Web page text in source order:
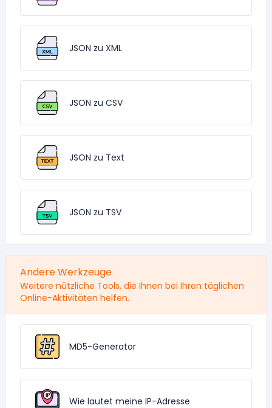
JSON zu XML
JSON zu CSV
JSON zu Text
JSON zu TSV
Andere Werkzeuge
Weitere nützliche Tools, die Ihnen bei Ihren täglichen
Online-Aktivitäten helfen.
MD5-Generator
Wie lautet meine IP-Adresse